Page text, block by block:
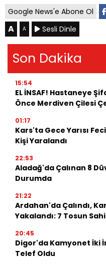
Google News'e Abone Ol
A A Sesli Dinle
Son Dakika
15:54
EL İNSAF! Hastaneye
Önce Merdiven Çilesi
01:17
Kars'ta Gece Yarısı
Kişi Yaralandı
22:53
Aladağ'da Çalınan 8
Durumda
21:22
Ardahan'da Çalındı,
Yakalandı: 7 Tosun
20:45
Digor'da Kamyonet İki
Telef Oldu